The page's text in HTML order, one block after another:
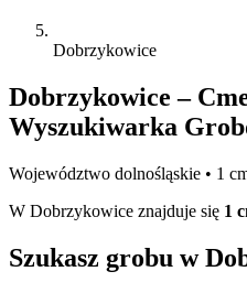
Dobrzykowice
Dobrzykowice –
Wyszukiwarka
Województwo dolnośląskie • 1
W Dobrzykowice znajduje się 1
Szukasz grobu w